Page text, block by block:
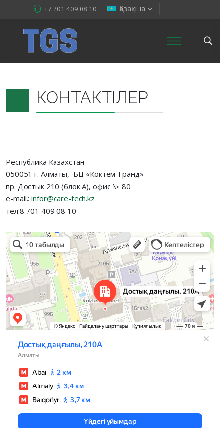
Қазақша
+7 701 409 08 10
КОНТАКТІЛЕР
Республика Казахстан
050051 г. Алматы, БЦ «Коктем-Гранд»
пр. Достык 210 (блок А), офис № 80
e-mail.: infor@care-tech.kz
тел:8 701 409 08 10
Алматы
Проспект Достык, 210А — Яндекс Карты